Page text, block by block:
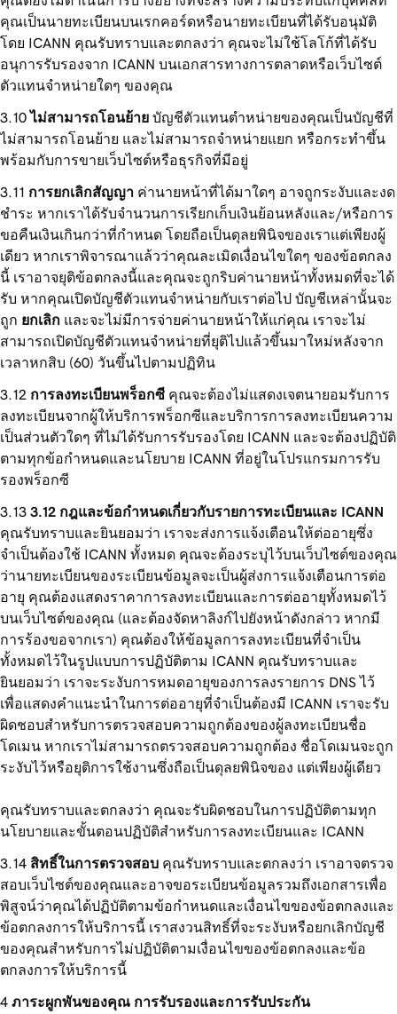
คุณเป็นนายทะเบียนบนเรกคอร์ดหรือนายทะเบียนที่ได้รับอนุมัติ
โดย ICANN คุณรับทราบและตกลงว่า คุณจะไม่ใช้โลโก้ที่ได้รับ
อนุการรับรองจาก ICANN บนเอกสารทางการตลาดหรือเว็บไซต์
ตัวแทนจำหน่ายใดๆ ของคุณ
ไม่สามารถโอนย้าย บัญชีตัวแทนตำหน่ายของคุณเป็นบัญชีที่
ไม่สามารถโอนย้าย และไม่สามารถจำหน่ายแยก หรือกระทำขึ้น
พร้อมกับการขายเว็บไซต์หรือธุรกิจที่มีอยู่
การยกเลิกสัญญา ค่านายหน้าที่ได้มาใดๆ อาจถูกระงับและงด
ชำระ หากเราได้รับจำนวนการเรียกเก็บเงินย้อนหลังและ/หรือการ
ขอคืนเงินเกินกว่าที่กำหนด โดยถือเป็นดุลยพินิจของเราแต่เพียงผู้
เดียว หากเราพิจารณาแล้วว่าคุณละเมิดเงื่อนไขใดๆ ของข้อตกลง
นี้ เราอาจยุติข้อตกลงนี้และคุณจะถูกริบค่านายหน้าทั้งหมดที่จะได้
รับ หากคุณเปิดบัญชีตัวแทนจำหน่ายกับเราต่อไป บัญชีเหล่านั้นจะ
ถูก ยกเลิก และจะไม่มีการจ่ายค่านายหน้าให้แก่คุณ เราจะไม่
สามารถเปิดบัญชีตัวแทนจำหน่ายที่ยุติไปแล้วขึ้นมาใหม่หลังจาก
เวลาหกสิบ (60) วันขึ้นไปตามปฏิทิน
การลงทะเบียนพร็อกซี คุณจะต้องไม่แสดงเจตนายอมรับการ
ลงทะเบียนจากผู้ให้บริการพร็อกซีและบริการการลงทะเบียนความ
เป็นส่วนตัวใดๆ ที่ไม่ได้รับการรับรองโดย ICANN และจะต้องปฏิบัติ
ตามทุกข้อกำหนดและนโยบาย ICANN ที่อยู่ในโปรแกรมการรับ
รองพร็อกซี
3.12 กฎและข้อกำหนดเกี่ยวกับรายการทะเบียนและ ICANN
คุณรับทราบและยินยอมว่า เราจะส่งการแจ้งเตือนให้ต่ออายุซึ่ง
จำเป็นต้องใช้ ICANN ทั้งหมด คุณจะต้องระบุไว้บนเว็บไซต์ของคุณ
ว่านายทะเบียนของระเบียนข้อมูลจะเป็นผู้ส่งการแจ้งเตือนการต่อ
อายุ คุณต้องแสดงราคาการลงทะเบียนและการต่ออายุทั้งหมดไว้
บนเว็บไซต์ของคุณ (และต้องจัดหาลิงก์ไปยังหน้าดังกล่าว หากมี
การร้องขอจากเรา) คุณต้องให้ข้อมูลการลงทะเบียนที่จำเป็น
ทั้งหมดไว้ในรูปแบบการปฏิบัติตาม ICANN คุณรับทราบและ
ยินยอมว่า เราจะระงับการหมดอายุของการลงรายการ DNS ไว้
เพื่อแสดงคำแนะนำในการต่ออายุที่จำเป็นต้องมี ICANN เราจะรับ
ผิดชอบสำหรับการตรวจสอบความถูกต้องของผู้ลงทะเบียนชื่อ
โดเมน หากเราไม่สามารถตรวจสอบความถูกต้อง ชื่อโดเมนจะถูก
ระงับไว้หรือยุติการใช้งานซึ่งถือเป็นดุลยพินิจของ แต่เพียงผู้เดียว
คุณรับทราบและตกลงว่า คุณจะรับผิดชอบในการปฏิบัติตามทุก
นโยบายและขั้นตอนปฏิบัติสำหรับการลงทะเบียนและ ICANN
สิทธิ์ในการตรวจสอบ คุณรับทราบและตกลงว่า เราอาจตรวจ
สอบเว็บไซต์ของคุณและอาจขอระเบียนข้อมูลรวมถึงเอกสารเพื่อ
พิสูจน์ว่าคุณได้ปฏิบัติตามข้อกำหนดและเงื่อนไขของข้อตกลงและ
ข้อตกลงการให้บริการนี้ เราสงวนสิทธิ์ที่จะระงับหรือยกเลิกบัญชี
ของคุณสำหรับการไม่ปฏิบัติตามเงื่อนไขของข้อตกลงและข้อ
ตกลงการให้บริการนี้
ภาระผูกพันของคุณ การรับรองและการรับประกัน